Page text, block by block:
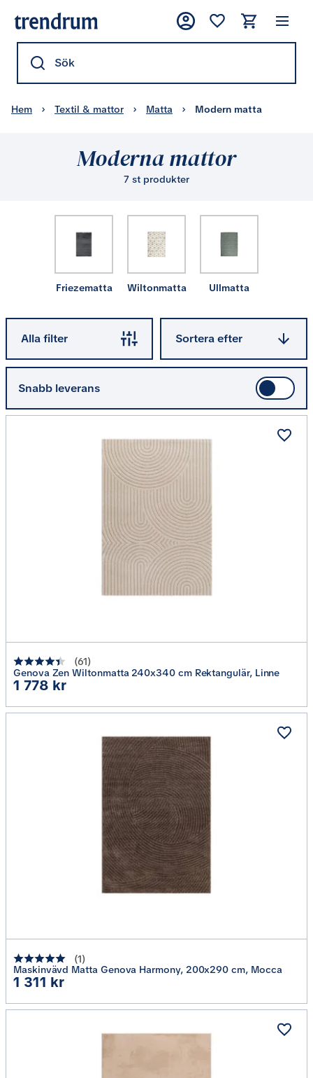
Sök
Hem Textil & mattor Matta Modern matta
Moderna mattor
7 st produkter
Friezematta Wiltonmatta Ullmatta
Alla filter
Sortera efter
Snabb leverans
(61)
Genova Zen Wiltonmatta 240x340 cm Rektangulär, Linne
Pris
1 778 kr
(1)
Maskinvävd Matta Genova Harmony, 200x290 cm, Mocca
Pris
1 311 kr